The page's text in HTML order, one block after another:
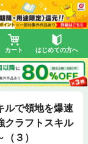
カート はじめての方へ
ルで領地を爆速
クラフトスキル
３）